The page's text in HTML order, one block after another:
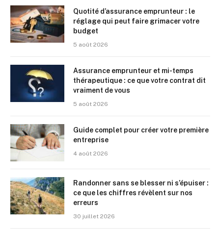
Quotité d’assurance emprunteur : le
réglage qui peut faire grimacer votre
budget
5 août 2026
Assurance emprunteur et mi-temps
thérapeutique : ce que votre contrat dit
vraiment de vous
5 août 2026
Guide complet pour créer votre première
entreprise
4 août 2026
Randonner sans se blesser ni s’épuiser :
ce que les chiffres révèlent sur nos
erreurs
30 juillet 2026